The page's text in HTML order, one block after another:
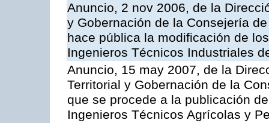
Anuncio, 2 nov 2006, de la
y Gobernación de la Consejería
hace pública la modificación de
Ingenieros Técnicos Industriales
Anuncio, 15 may 2007, de la
Territorial y Gobernación de la
que se procede a la publicación
Ingenieros Técnicos Agrícolas y